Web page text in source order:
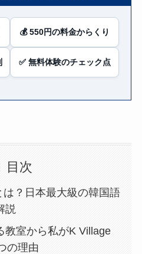
💰 550円の料金からくり
✅ 無料体験のチェック点
目次
は？日本最大級の韓国語
説
教室から私がK Village
の理由